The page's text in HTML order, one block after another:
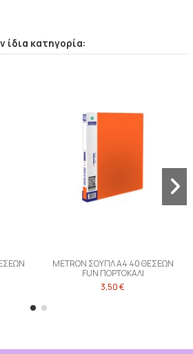
ίδια κατηγορία:
METRON ΣΟΥΠΛ Α4 40 ΘΕΣΕΩΝ
FUN ΠΟΡΤΟΚΑΛΙ
3,50 €